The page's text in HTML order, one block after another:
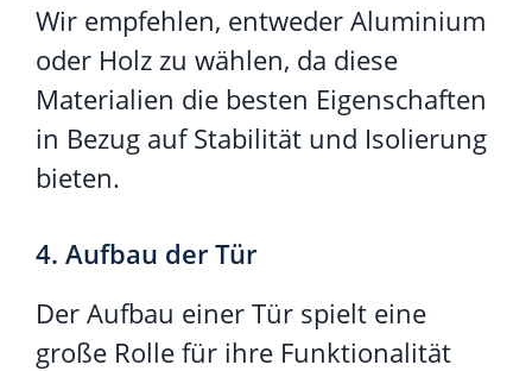
Wir empfehlen, entweder Aluminium
oder Holz zu wählen, da diese
Materialien die besten Eigenschaften
in Bezug auf Stabilität und Isolierung
bieten.
4. Aufbau der Tür
Der Aufbau einer Tür spielt eine
große Rolle für ihre Funktionalität